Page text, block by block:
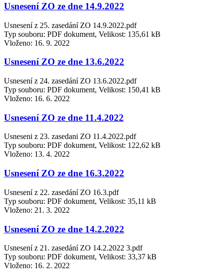
Usnesení ZO ze dne 14.9.2022
Usnesení z 25. zasedání ZO 14.9.2022.pdf
Typ souboru: PDF dokument, Velikost: 135,61 kB
Vloženo: 16. 9. 2022
Usnesení ZO ze dne 13.6.2022
Usnesení z 24. zasedání ZO 13.6.2022.pdf
Typ souboru: PDF dokument, Velikost: 150,41 kB
Vloženo: 16. 6. 2022
Usnesení ZO ze dne 11.4.2022
Usneseni z 23. zasedani ZO 11.4.2022.pdf
Typ souboru: PDF dokument, Velikost: 122,62 kB
Vloženo: 13. 4. 2022
Usnesení ZO ze dne 16.3.2022
Usnesení z 22. zasedání ZO 16.3.pdf
Typ souboru: PDF dokument, Velikost: 35,11 kB
Vloženo: 21. 3. 2022
Usnesení ZO ze dne 14.2.2022
Usnesení z 21. zasedání ZO 14.2.2022 3.pdf
Typ souboru: PDF dokument, Velikost: 33,37 kB
Vloženo: 16. 2. 2022